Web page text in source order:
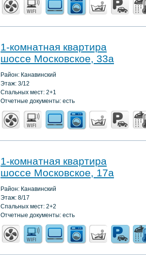
1-комнатная квартира
шоссе Московское, 33а
Район: Канавинский
Этаж: 3/12
Спальных мест: 2+1
Отчетные документы: есть
1-комнатная квартира
шоссе Московское, 17а
Район: Канавинский
Этаж: 8/17
Спальных мест: 2+2
Отчетные документы: есть